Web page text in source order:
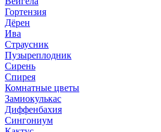
Гортензия
Дёрен
Ива
Страусник
Пузыреплодник
Сирень
Спирея
Комнатные цветы
Замиокулькас
Диффенбахия
Сингониум